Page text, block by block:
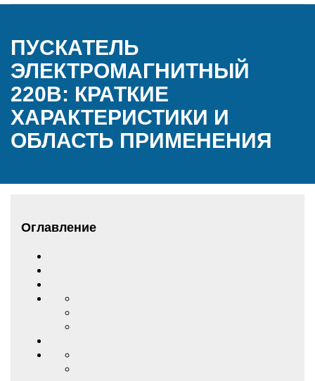
ПУСКАТЕЛЬ
ЭЛЕКТРОМАГНИТНЫЙ
220В: КРАТКИЕ
ХАРАКТЕРИСТИКИ И
ОБЛАСТЬ ПРИМЕНЕНИЯ
Оглавление